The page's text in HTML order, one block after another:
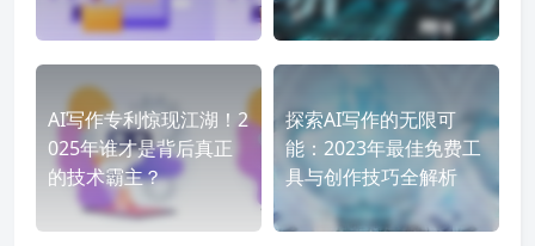
AI写作专利惊现江湖！2
025年谁才是背后真正
的技术霸主？
探索AI写作的无限可
能：2023年最佳免费工
具与创作技巧全解析